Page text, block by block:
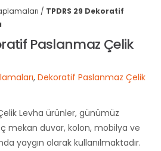
/ TPDRS 29 Dekoratif
Paslanmaz Çelik
, Dekoratif Paslanmaz Çelik
Levha ürünler, günümüz
mekan duvar, kolon, mobilya ve
yaygın olarak kullanılmaktadır.